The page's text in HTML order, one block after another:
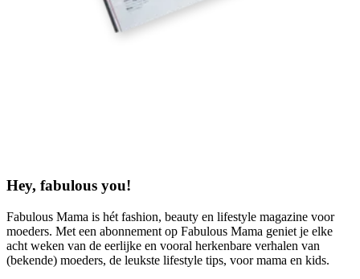
Hey, fabulous you!
Fabulous Mama is hét fashion, beauty en lifestyle magazine voor
moeders. Met een abonnement op Fabulous Mama geniet je elke
acht weken van de eerlijke en vooral herkenbare verhalen van
(bekende) moeders, de leukste lifestyle tips, voor mama en kids.